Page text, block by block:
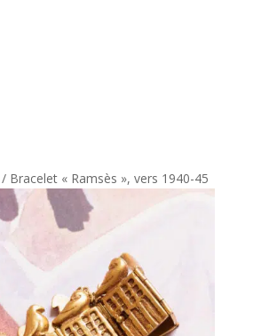
/ Bracelet « Ramsès », vers 1940-45